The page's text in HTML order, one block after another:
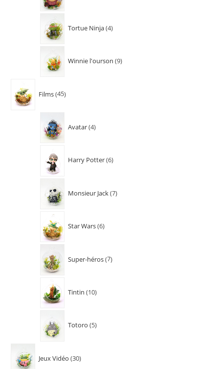
Tortue Ninja 4
Winnie l'ourson 9
Films 45
Avatar 4
Harry Potter 6
Monsieur Jack 7
Star Wars 6
Super-héros 7
Tintin 10
Totoro 5
Jeux Vidéo 30